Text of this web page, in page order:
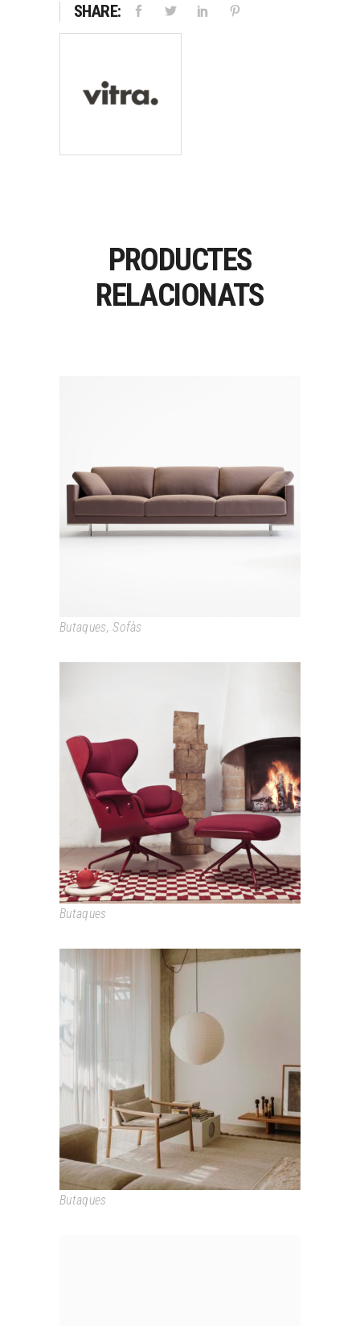
SHARE:
PRODUCTES
RELACIONATS
CHOCOLATE
Butaques,Sofàs
LOUNGER
Butaques
KATA
Butaques